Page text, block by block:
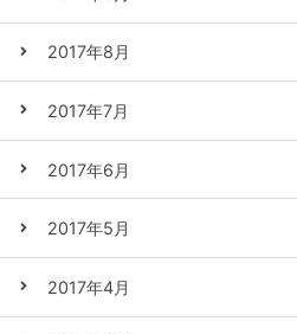
2017年8月
2017年7月
2017年6月
2017年5月
2017年4月